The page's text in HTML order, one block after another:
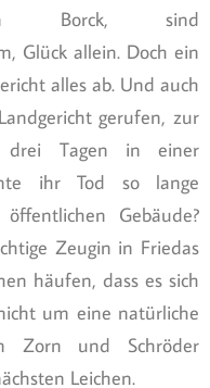
Borck, sind
Glück allein. Doch ein
alles ab. Und auch
gerufen, zur
Tagen in einer
ihr Tod so lange
Gebäude?
Zeugin in Friedas
häufen, dass es sich
um eine natürliche
Zorn und Schröder
Leichen.